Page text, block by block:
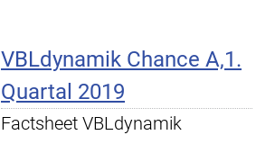
VBLdynamik Chance A,1.
Quartal 2019
Factsheet VBLdynamik